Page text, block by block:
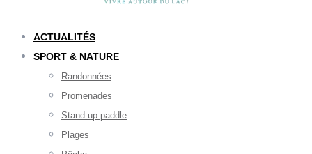
ACTUALITÉS
SPORT & NATURE
Randonnées
Promenades
Stand up paddle
Plages